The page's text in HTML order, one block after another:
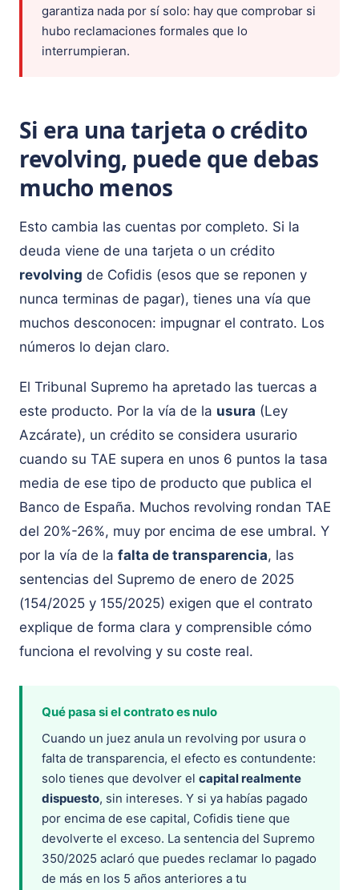
garantiza nada por sí solo: hay que comprobar si
hubo reclamaciones formales que lo
interrumpieran.
Si era una tarjeta o crédito
revolving, puede que debas
mucho menos
Esto cambia las cuentas por completo. Si la
deuda viene de una tarjeta o un crédito
revolving de Cofidis (esos que se reponen y
nunca terminas de pagar), tienes una vía que
muchos desconocen: impugnar el contrato. Los
números lo dejan claro.
El Tribunal Supremo ha apretado las tuercas a
este producto. Por la vía de la usura (Ley
Azcárate), un crédito se considera usurario
cuando su TAE supera en unos 6 puntos la tasa
media de ese tipo de producto que publica el
Banco de España. Muchos revolving rondan TAE
del 20%-26%, muy por encima de ese umbral. Y
por la vía de la falta de transparencia, las
sentencias del Supremo de enero de 2025
(154/2025 y 155/2025) exigen que el contrato
explique de forma clara y comprensible cómo
funciona el revolving y su coste real.
Qué pasa si el contrato es nulo
Cuando un juez anula un revolving por usura o
falta de transparencia, el efecto es contundente:
solo tienes que devolver el capital realmente
dispuesto, sin intereses. Y si ya habías pagado
por encima de ese capital, Cofidis tiene que
devolverte el exceso. La sentencia del Supremo
350/2025 aclaró que puedes reclamar lo pagado
de más en los 5 años anteriores a tu